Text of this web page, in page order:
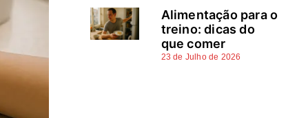
Escolhas informadas mantêm
unhas saudáveis e bonitas
Perguntas frequentes
Alimentação para o
treino: dicas do
que comer
23 de Julho de 2026